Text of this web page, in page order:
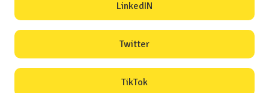
LinkedIN
Twitter
TikTok